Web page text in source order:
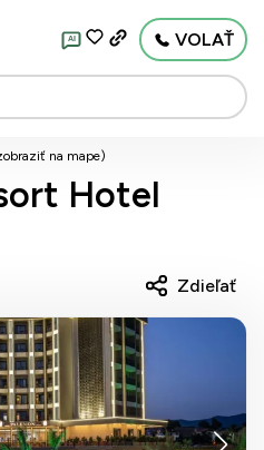
AI VOLAŤ
na mape)
Hotel
Zdieľať